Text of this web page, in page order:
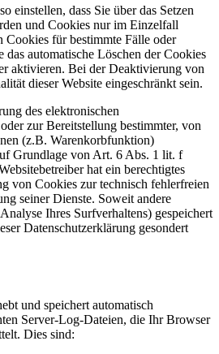
einstellen, dass Sie über das Setzen
und Cookies nur im Einzelfall
Cookies für bestimmte Fälle oder
das automatische Löschen der Cookies
aktivieren. Bei der Deaktivierung von
dieser Website eingeschränkt sein.
des elektronischen
zur Bereitstellung bestimmter, von
(z.B. Warenkorbfunktion)
Grundlage von Art. 6 Abs. 1 lit. f
hat ein berechtigtes
von Cookies zur technisch fehlerfreien
seiner Dienste. Soweit andere
Ihres Surfverhaltens) gespeichert
Datenschutzerklärung gesondert
und speichert automatisch
Server-Log-Dateien, die Ihr Browser
Dies sind: